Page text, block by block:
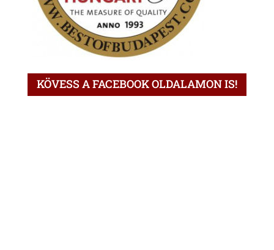
KÖVESS A FACEBOOK OLDALAMON IS!